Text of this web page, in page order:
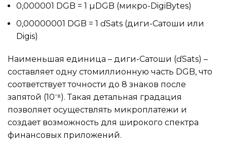
0,000001 DGB = 1 µDGB (микро-DigiBytes)
0,00000001 DGB = 1 ɗSats (диги-Сатоши или
Digis)
Наименьшая единица – диги-Сатоши (ɗSats) –
составляет одну стомиллионную часть DGB, что
соответствует точности до 8 знаков после
запятой (10⁻⁸). Такая детальная градация
позволяет осуществлять микроплатежи и
создает возможность для широкого спектра
финансовых приложений.